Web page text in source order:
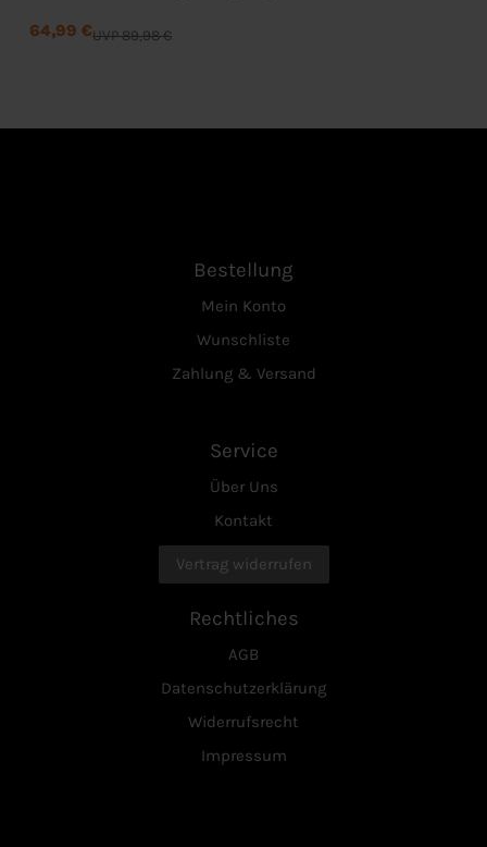
UVP 89,98 €
64,99 €
Bestellung
Mein Konto
Wunschliste
Zahlung & Versand
Service
Über Uns
Kontakt
Vertrag widerrufen
Rechtliches
AGB
Datenschutzerklärung
Widerrufsrecht
Impressum